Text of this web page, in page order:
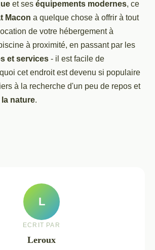
et ses équipements modernes, ce
Macon a quelque chose à offrir à tout
de votre hébergement à
à proximité, en passant par les
et services - il est facile de
cet endroit est devenu si populaire
à la recherche d'un peu de repos et
nature.
L
ECRIT PAR
Leroux